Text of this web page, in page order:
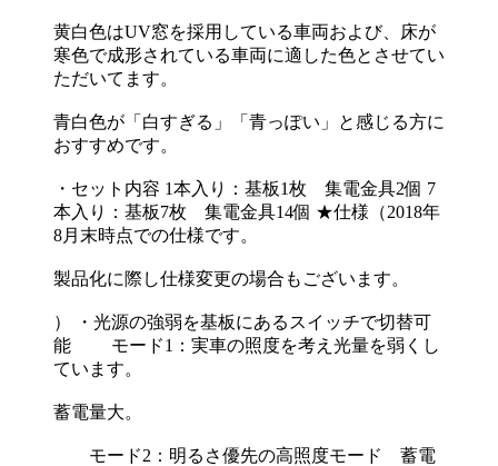
黄白色はUV窓を採用している車両および、床が
寒色で成形されている車両に適した色とさせてい
ただいてます。
青白色が「白すぎる」「青っぽい」と感じる方に
おすすめです。
・セット内容 1本入り：基板1枚 集電金具2個 7
本入り：基板7枚 集電金具14個 ★仕様（2018年
8月末時点での仕様です。
製品化に際し仕様変更の場合もございます。
） ・光源の強弱を基板にあるスイッチで切替可
能 モード1：実車の照度を考え光量を弱くし
ています。
蓄電量大。
モード2：明るさ優先の高照度モード 蓄電